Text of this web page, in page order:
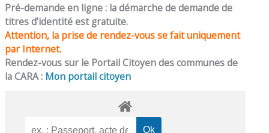
Pré-demande en ligne : la démarche de demande de
titres d’identité est gratuite.
Attention, la prise de rendez-vous se fait uniquement
par Internet.
Rendez-vous sur le Portail Citoyen des communes de
la CARA : Mon portail citoyen